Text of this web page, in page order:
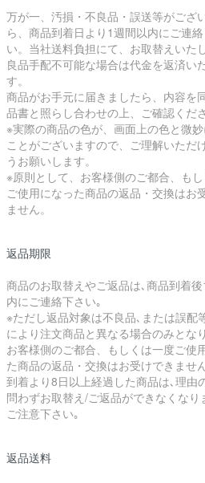
万が一、汚損・不良品・誤送等がござ
ら、商品到着日より1週間以内にご連絡
い。当社送料負担にて、お取替えいた
良品手配不可能な場合は代金を返済い
す。
商品がお手元に届きましたら、内容を
品書と照らし合わせの上、ご確認くださ
※実際の商品の色が、画面上の色と微
ことがございますので、ご理解いただ
うお願いします。
※原則として、お客様側のご都合、も
ご使用になった商品の返品・交換はお
ません。
返品期限
商品のお取替えやご返品は､商品到着
内にご連絡下さい｡
※ただし返品対象は不良品､または誤配
により注文商品と異なる場合のみとな
お客様側のご都合、もしくは一度ご使
た商品の返品・交換はお受けできません
到着より8日以上経過した商品は､理由
問わずお取替え/ご返品ができなくなり
ご注意下さい｡
返品送料